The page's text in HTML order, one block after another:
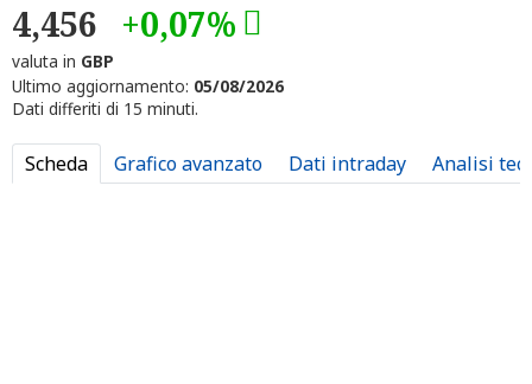
4,456 +0,07%
valuta in GBP
Ultimo aggiornamento: 05/08/2026
Dati differiti di 15 minuti.
Scheda Grafico avanzato Dati intraday Analisi